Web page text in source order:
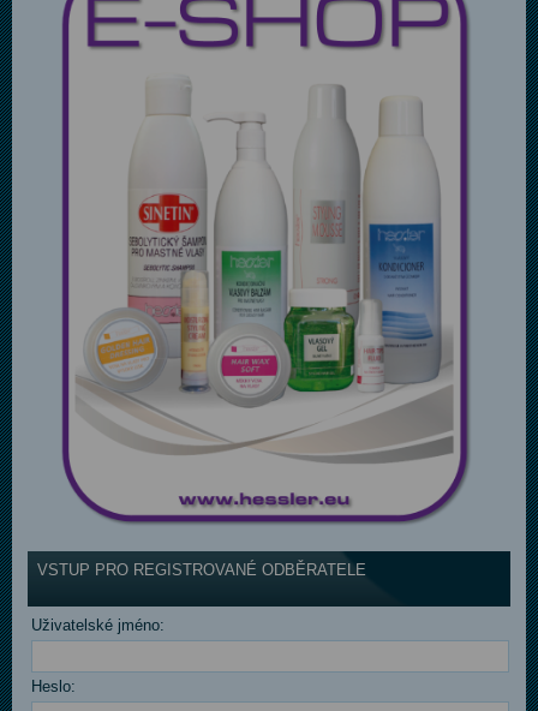
VSTUP PRO REGISTROVANÉ ODBĚRATELE
Uživatelské jméno:
Heslo: